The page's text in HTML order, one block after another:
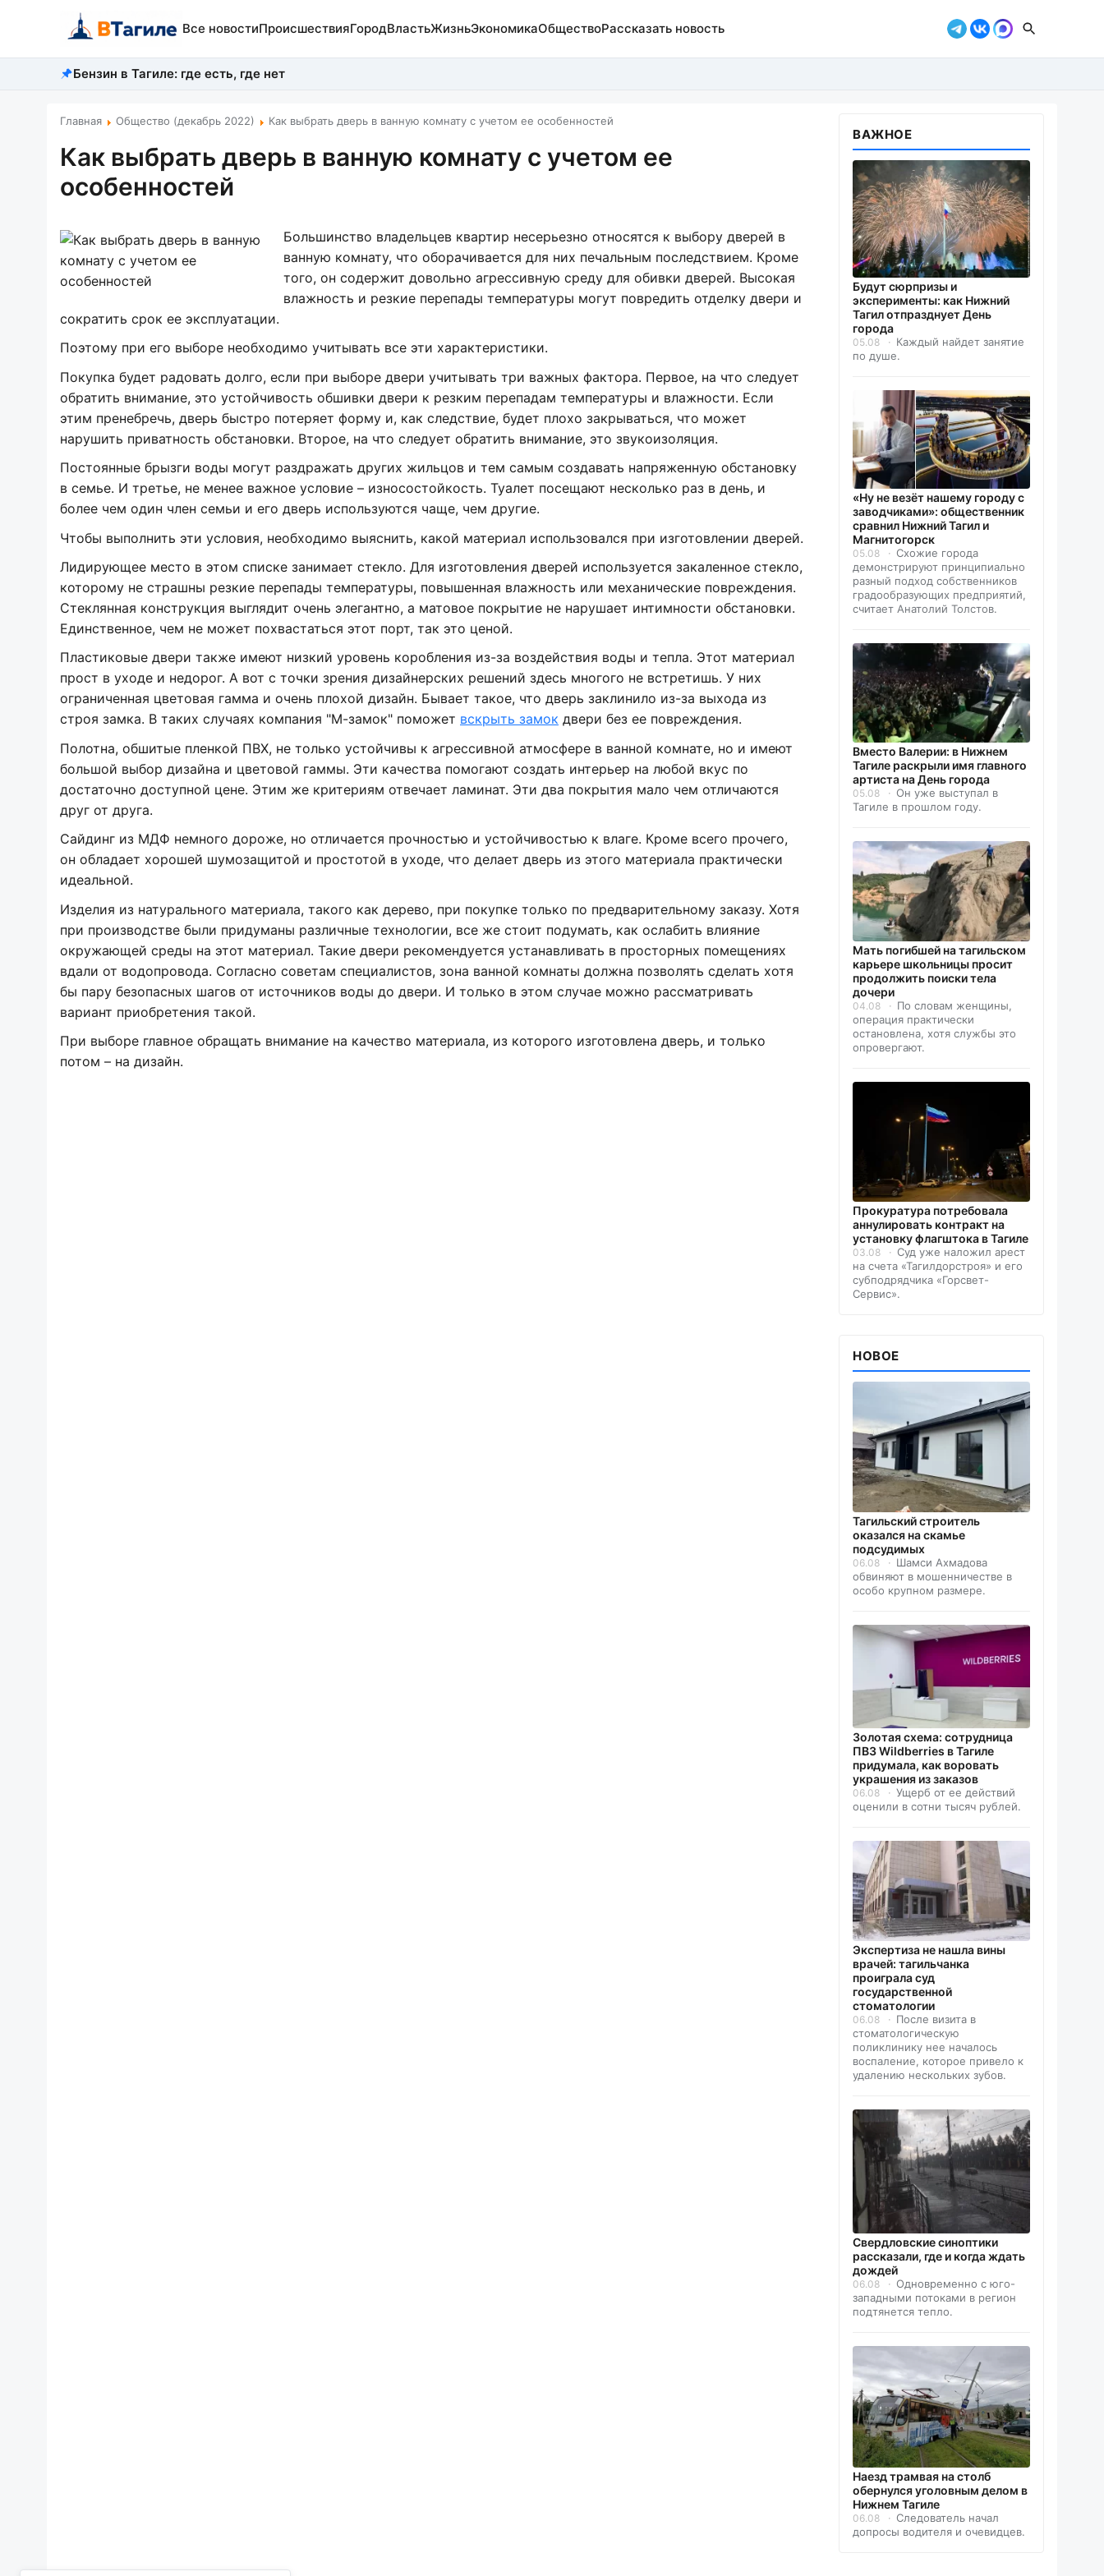
Все новостиПроисшествияГородВластьЖизньЭкономикаОбществоРассказать новость
Бензин в Тагиле: где есть, где нет
Главная Общество (декабрь 2022) Как выбрать дверь в ванную комнату с учетом ее особенностей
Как выбрать дверь в ванную комнату с учетом ее
особенностей
Большинство владельцев квартир несерьезно относятся к выбору дверей в
ванную комнату, что оборачивается для них печальным последствием. Кроме
того, он содержит довольно агрессивную среду для обивки дверей. Высокая
влажность и резкие перепады температуры могут повредить отделку двери и
сократить срок ее эксплуатации.
Поэтому при его выборе необходимо учитывать все эти характеристики.
Покупка будет радовать долго, если при выборе двери учитывать три важных фактора. Первое, на что следует
обратить внимание, это устойчивость обшивки двери к резким перепадам температуры и влажности. Если
этим пренебречь, дверь быстро потеряет форму и, как следствие, будет плохо закрываться, что может
нарушить приватность обстановки. Второе, на что следует обратить внимание, это звукоизоляция.
Постоянные брызги воды могут раздражать других жильцов и тем самым создавать напряженную обстановку
в семье. И третье, не менее важное условие – износостойкость. Туалет посещают несколько раз в день, и
более чем один член семьи и его дверь используются чаще, чем другие.
Чтобы выполнить эти условия, необходимо выяснить, какой материал использовался при изготовлении дверей.
Лидирующее место в этом списке занимает стекло. Для изготовления дверей используется закаленное стекло,
которому не страшны резкие перепады температуры, повышенная влажность или механические повреждения.
Стеклянная конструкция выглядит очень элегантно, а матовое покрытие не нарушает интимности обстановки.
Единственное, чем не может похвастаться этот порт, так это ценой.
Пластиковые двери также имеют низкий уровень коробления из-за воздействия воды и тепла. Этот материал
прост в уходе и недорог. А вот с точки зрения дизайнерских решений здесь многого не встретишь. У них
ограниченная цветовая гамма и очень плохой дизайн. Бывает такое, что дверь заклинило из-за выхода из
строя замка. В таких случаях компания "М-замок" поможет вскрыть замок двери без ее повреждения.
Полотна, обшитые пленкой ПВХ, не только устойчивы к агрессивной атмосфере в ванной комнате, но и имеют
большой выбор дизайна и цветовой гаммы. Эти качества помогают создать интерьер на любой вкус по
достаточно доступной цене. Этим же критериям отвечает ламинат. Эти два покрытия мало чем отличаются
друг от друга.
Сайдинг из МДФ немного дороже, но отличается прочностью и устойчивостью к влаге. Кроме всего прочего,
он обладает хорошей шумозащитой и простотой в уходе, что делает дверь из этого материала практически
идеальной.
Изделия из натурального материала, такого как дерево, при покупке только по предварительному заказу. Хотя
при производстве были придуманы различные технологии, все же стоит подумать, как ослабить влияние
окружающей среды на этот материал. Такие двери рекомендуется устанавливать в просторных помещениях
вдали от водопровода. Согласно советам специалистов, зона ванной комнаты должна позволять сделать хотя
бы пару безопасных шагов от источников воды до двери. И только в этом случае можно рассматривать
вариант приобретения такой.
При выборе главное обращать внимание на качество материала, из которого изготовлена дверь, и только
потом – на дизайн.
ВАЖНОЕ
Будут сюрпризы и
эксперименты: как Нижний
Тагил отпразднует День
города
05.08
Каждый найдет занятие
по душе.
«Ну не везёт нашему городу с
заводчиками»: общественник
сравнил Нижний Тагил и
Магнитогорск
05.08
Схожие города
демонстрируют принципиально
разный подход собственников
градообразующих предприятий,
считает Анатолий Толстов.
Вместо Валерии: в Нижнем
Тагиле раскрыли имя главного
артиста на День города
05.08
Он уже выступал в
Тагиле в прошлом году.
Мать погибшей на тагильском
карьере школьницы просит
продолжить поиски тела
дочери
04.08
По словам женщины,
операция практически
остановлена, хотя службы это
опровергают.
Прокуратура потребовала
аннулировать контракт на
установку флагштока в Тагиле
03.08
Суд уже наложил арест
на счета «Тагилдорстроя» и его
субподрядчика «Горсвет-
Сервис».
НОВОЕ
Тагильский строитель
оказался на скамье
подсудимых
06.08
Шамси Ахмадова
обвиняют в мошенничестве в
особо крупном размере.
Золотая схема: сотрудница
ПВЗ Wildberries в Тагиле
придумала, как воровать
украшения из заказов
06.08
Ущерб от ее действий
оценили в сотни тысяч рублей.
Экспертиза не нашла вины
врачей: тагильчанка
проиграла суд
государственной
стоматологии
06.08
После визита в
стоматологическую
поликлинику нее началось
воспаление, которое привело к
удалению нескольких зубов.
Свердловские синоптики
рассказали, где и когда ждать
дождей
06.08
Одновременно с юго-
западными потоками в регион
подтянется тепло.
Наезд трамвая на столб
обернулся уголовным делом в
Нижнем Тагиле
06.08
Следователь начал
допросы водителя и очевидцев.